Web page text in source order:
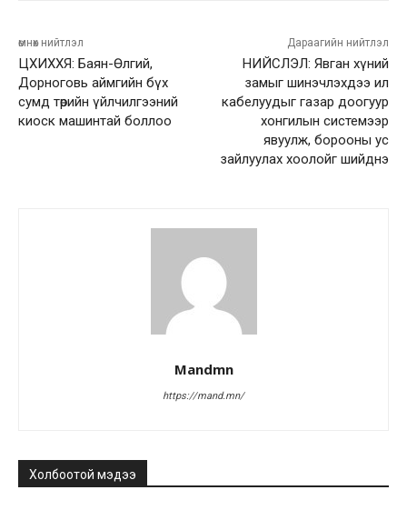
өмнөх нийтлэл
ЦХИХХЯ: Баян-Өлгий,
Дорноговь аймгийн бүх
сумд төрийн үйлчилгээний
киоск машинтай боллоо
Дараагийн нийтлэл
НИЙСЛЭЛ: Явган хүний
замыг шинэчлэхдээ ил
кабелуудыг газар доогуур
хонгилын системээр
явуулж, борооны ус
зайлуулах хоолойг шийднэ
Mandmn
https://mand.mn/
Холбоотой мэдээ